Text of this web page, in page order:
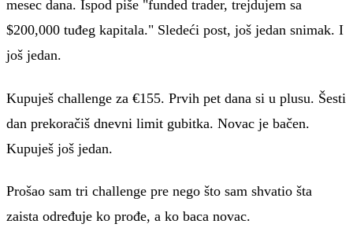
mesec dana. Ispod piše "funded trader, trejdujem sa
$200,000 tuđeg kapitala." Sledeći post, još jedan snimak. I
još jedan.
Kupuješ challenge za €155. Prvih pet dana si u plusu. Šesti
dan prekoračiš dnevni limit gubitka. Novac je bačen.
Kupuješ još jedan.
Prošao sam tri challenge pre nego što sam shvatio šta
zaista određuje ko prođe, a ko baca novac.